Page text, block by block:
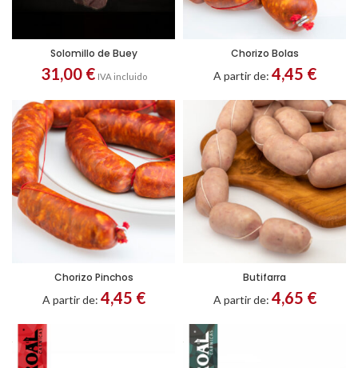
de
ENVÍO
INCLUIDOS
para
Solomillo de Buey
31,00 € IVA incluido
Chorizo Bolas
A partir de: 4,45 €
Chorizo Pinchos
A partir de: 4,45 €
Butifarra
A partir de: 4,65 €